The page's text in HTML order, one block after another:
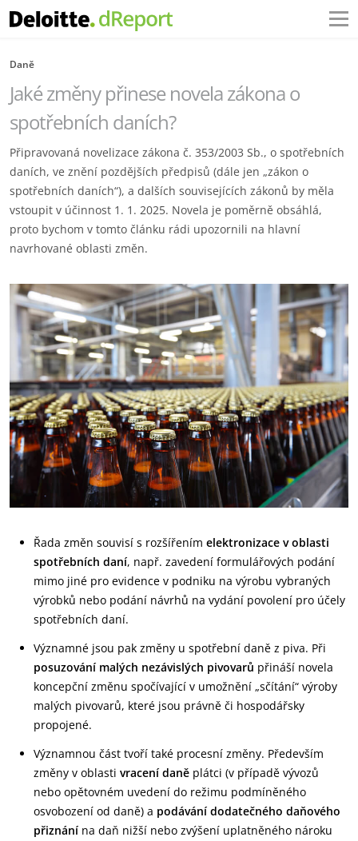
Daně
Jaké změny přinese novela zákona o
spotřebních daních?
Připravovaná novelizace zákona č. 353/2003 Sb., o spotřebních
daních, ve znění pozdějších předpisů (dále jen „zákon o
spotřebních daních“), a dalších souvisejících zákonů by měla
vstoupit v účinnost 1. 1. 2025. Novela je poměrně obsáhlá,
proto bychom v tomto článku rádi upozornili na hlavní
navrhované oblasti změn.
Řada změn souvisí s rozšířením elektronizace v oblasti
spotřebních daní, např. zavedení formulářových podání
mimo jiné pro evidence v podniku na výrobu vybraných
výrobků nebo podání návrhů na vydání povolení pro účely
spotřebních daní.
Významné jsou pak změny u spotřební daně z piva. Při
posuzování malých nezávislých pivovarů přináší novela
koncepční změnu spočívající v umožnění „sčítání“ výroby
malých pivovarů, které jsou právně či hospodářsky
propojené.
Významnou část tvoří také procesní změny. Především
změny v oblasti vracení daně plátci (v případě vývozů
nebo opětovném uvedení do režimu podmíněného
osvobození od daně) a podávání dodatečného daňového
přiznání na daň nižší nebo zvýšení uplatněného nároku